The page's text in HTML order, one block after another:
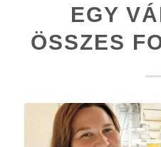
EGY
ÖSSZES